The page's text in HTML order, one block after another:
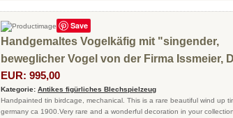
Save
Handgemaltes Vogelkäfig mit "singender,
beweglicher Vogel von der Firma Issmeier,
EUR: 995,00
Kategorie: Antikes figürliches Blechspielzeug
Handpainted tin birdcage, mechanical. This is a rare beautiful wind up
germany ca 1900.Very rare and a wonderful decoration in your